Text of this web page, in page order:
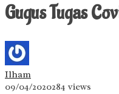
Gugus Tugas
Ilham
09/04/2020284 views